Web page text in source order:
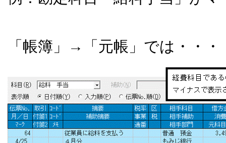
「帳簿」→「元帳」では・・・